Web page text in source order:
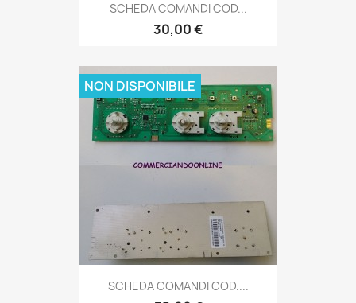
SCHEDA COMANDI COD...
30,00 €
SCHEDA COMANDI COD....
NON DISPONIBILE